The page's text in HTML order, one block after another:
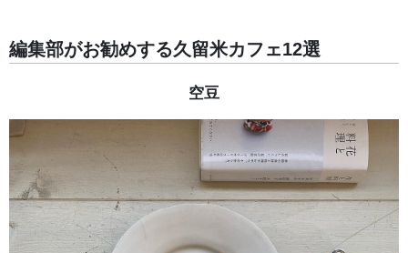
編集部がお勧めする久留米カフェ12選
空豆